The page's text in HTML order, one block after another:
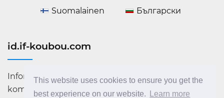
This website uses cookies to ensure you get the
best experience on our website.
Learn more
Suomalainen Български
id.if-koubou.com
Informasi yang berguna tentang teknologi dan kiat
komputer. Berita terbaru dari dunia TI.